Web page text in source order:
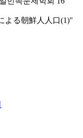
よる朝鮮人人口(1)"